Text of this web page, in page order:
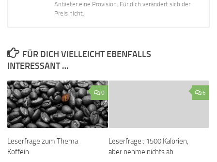
Anbieter eine Provision. Für dich verändert sich der
Preis nicht.
FÜR DICH VIELLEICHT EBENFALLS
INTERESSANT …
0
Leserfrage zum Thema
Koffein
6
Leserfrage : 1500 Kalorien,
aber nehme nichts ab.